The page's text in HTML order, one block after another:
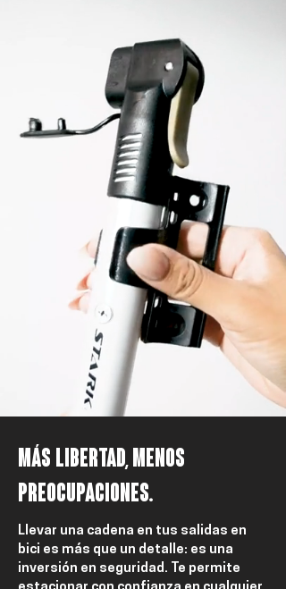
MÁS LIBERTAD, MENOS
PREOCUPACIONES.
Llevar una cadena en tus salidas en
bici es más que un detalle: es una
inversión en seguridad. Te permite